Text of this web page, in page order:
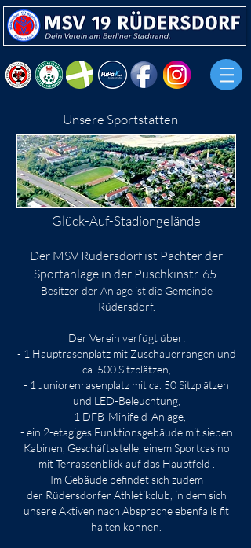
Unsere Sportstätten
Glück-Auf-Stadiongelände
Der MSV Rüdersdorf ist Pächter der
Sportanlage in der Puschkinstr. 65.
Besitzer der Anlage ist die Gemeinde
Rüdersdorf.
Der Verein verfügt über:
- 1 Hauptrasenplatz mit Zuschauerrängen und
ca. 500 Sitzplätzen,
- 1 Juniorenrasenplatz mit ca. 50 Sitzplätzen
und LED-Beleuchtung,
- 1 DFB-Minifeld-Anlage,
- ein 2-etagiges Funktionsgebäude mit sieben
Kabinen, Geschäftsstelle, einem Sportcasino
mit Terrassenblick auf das Hauptfeld .
Im Gebäude befindet sich zudem
der Rüdersdorfer Athletikclub, in dem sich
unsere Aktiven nach Absprache ebenfalls fit
halten können.